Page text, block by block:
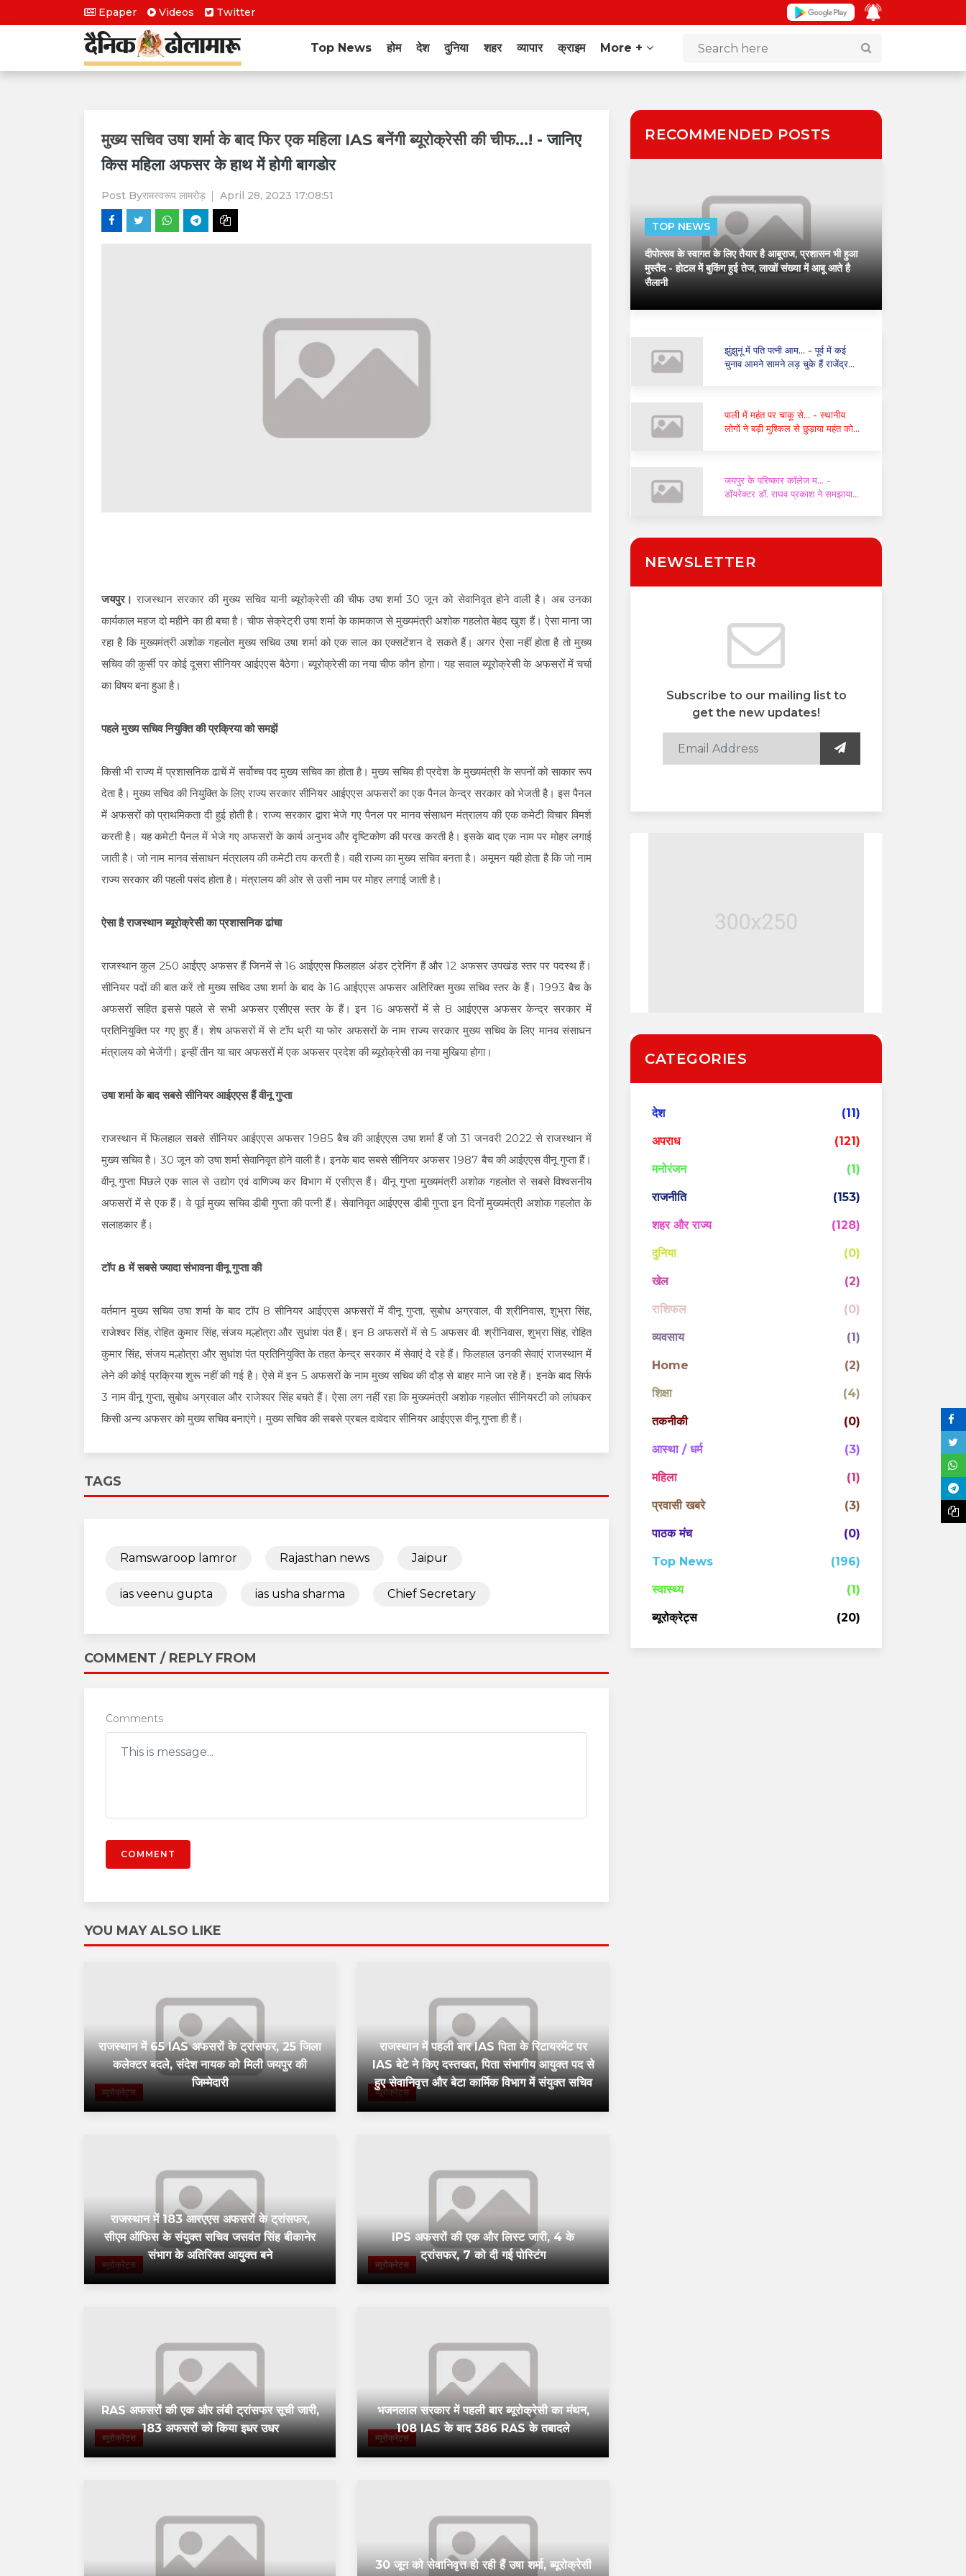
Epaper Videos Twitter
Top News होम देश दुनिया शहर व्यापार क्राइम More +
मुख्य सचिव उषा शर्मा के बाद फिर एक महिला IAS बनेंगी ब्यूरोक्रेसी की चीफ...! - जानिए
किस महिला अफसर के हाथ में होगी बागडोर
Post Byरामस्वरूप लामरोड़ April 28, 2023 17:08:51
जयपुर। राजस्थान सरकार की मुख्य सचिव यानी ब्यूरोक्रेसी की चीफ उषा शर्मा 30 जून को सेवानिवृत होने वाली है। अब उनका
कार्यकाल महज दो महीने का ही बचा है। चीफ सेक्रेट्री उषा शर्मा के कामकाज से मुख्यमंत्री अशोक गहलोत बेहद खुश हैं। ऐसा माना जा
रहा है कि मुख्यमंत्री अशोक गहलोत मुख्य सचिव उषा शर्मा को एक साल का एक्सटेंशन दे सकते हैं। अगर ऐसा नहीं होता है तो मुख्य
सचिव की कुर्सी पर कोई दूसरा सीनियर आईएएस बैठेगा। ब्यूरोक्रेसी का नया चीफ कौन होगा। यह सवाल ब्यूरोक्रेसी के अफसरों में चर्चा
का विषय बना हुआ है।
पहले मुख्य सचिव नियुक्ति की प्रक्रिया को समझें
किसी भी राज्य में प्रशासनिक ढाचें में सर्वोच्च पद मुख्य सचिव का होता है। मुख्य सचिव ही प्रदेश के मुख्यमंत्री के सपनों को साकार रूप
देता है। मुख्य सचिव की नियुक्ति के लिए राज्य सरकार सीनियर आईएएस अफसरों का एक पैनल केन्द्र सरकार को भेजती है। इस पैनल
में अफसरों को प्राथमिकता दी हुई होती है। राज्य सरकार द्वारा भेजे गए पैनल पर मानव संसाधन मंत्रालय की एक कमेटी विचार विमर्श
करती है। यह कमेटी पैनल में भेजे गए अफसरों के कार्य अनुभव और दृष्टिकोण की परख करती है। इसके बाद एक नाम पर मोहर लगाई
जाती है। जो नाम मानव संसाधन मंत्रालय की कमेटी तय करती है। वही राज्य का मुख्य सचिव बनता है। अमूमन यही होता है कि जो नाम
राज्य सरकार की पहली पसंद होता है। मंत्रालय की ओर से उसी नाम पर मोहर लगाई जाती है।
ऐसा है राजस्थान ब्यूरोक्रेसी का प्रशासनिक ढांचा
राजस्थान कुल 250 आईएए अफसर हैं जिनमें से 16 आईएएस फिलहाल अंडर ट्रेनिंग हैं और 12 अफसर उपखंड स्तर पर पदस्थ हैं।
सीनियर पदों की बात करें तो मुख्य सचिव उषा शर्मा के बाद के 16 आईएएस अफसर अतिरिक्त मुख्य सचिव स्तर के हैं। 1993 बैच के
अफसरों सहित इससे पहले से सभी अफसर एसीएस स्तर के हैं। इन 16 अफसरों में से 8 आईएएस अफसर केन्द्र सरकार में
प्रतिनियुक्ति पर गए हुए हैं। शेष अफसरों में से टॉप थ्री या फोर अफसरों के नाम राज्य सरकार मुख्य सचिव के लिए मानव संसाधन
मंत्रालय को भेजेंगी। इन्हीं तीन या चार अफसरों में एक अफसर प्रदेश की ब्यूरोक्रेसी का नया मुखिया होगा।
उषा शर्मा के बाद सबसे सीनियर आईएएस हैं वीनू गुप्ता
राजस्थान में फिलहाल सबसे सीनियर आईएएस अफसर 1985 बैच की आईएएस उषा शर्मा हैं जो 31 जनवरी 2022 से राजस्थान में
मुख्य सचिव है। 30 जून को उषा शर्मा सेवानिवृत होने वाली है। इनके बाद सबसे सीनियर अफसर 1987 बैच की आईएएस वीनू गुप्ता हैं।
वीनू गुप्ता पिछले एक साल से उद्योग एवं वाणिज्य कर विभाग में एसीएस हैं। वीनू गुप्ता मुख्यमंत्री अशोक गहलोत से सबसे विश्वसनीय
अफसरों में से एक हैं। वे पूर्व मुख्य सचिव डीबी गुप्ता की पत्नी हैं। सेवानिवृत आईएएस डीबी गुप्ता इन दिनों मुख्यमंत्री अशोक गहलोत के
सलाहकार हैं।
टॉप 8 में सबसे ज्यादा संभावना वीनू गुप्ता की
वर्तमान मुख्य सचिव उषा शर्मा के बाद टॉप 8 सीनियर आईएएस अफसरों में वीनू गुप्ता, सुबोध अग्रवाल, वी श्रीनिवास, शुभ्रा सिंह,
राजेश्वर सिंह, रोहित कुमार सिंह, संजय मल्होत्रा और सुधांश पंत हैं। इन 8 अफसरों में से 5 अफसर वी. श्रीनिवास, शुभ्रा सिंह, रोहित
कुमार सिंह, संजय मल्होत्रा और सुधांश पंत प्रतिनियुक्ति के तहत केन्द्र सरकार में सेवाएं दे रहे हैं। फिलहाल उनकी सेवाएं राजस्थान में
लेने की कोई प्रक्रिया शुरू नहीं की गई है। ऐसे में इन 5 अफसरों के नाम मुख्य सचिव की दौड़ से बाहर माने जा रहे हैं। इनके बाद सिर्फ
3 नाम वीनू गुप्ता, सुबोध अग्रवाल और राजेश्वर सिंह बचते हैं। ऐसा लग नहीं रहा कि मुख्यमंत्री अशोक गहलोत सीनियरटी को लांघकर
किसी अन्य अफसर को मुख्य सचिव बनाएंगे। मुख्य सचिव की सबसे प्रबल दावेदार सीनियर आईएएस वीनू गुप्ता ही हैं।
TAGS
Ramswaroop lamror Rajasthan news Jaipur
ias veenu gupta ias usha sharma Chief Secretary
COMMENT / REPLY FROM
Comments
COMMENT
YOU MAY ALSO LIKE
ब्यूरोक्रेट्स
राजस्थान में 65 IAS अफसरों के ट्रांसफर, 25 जिला
कलेक्टर बदले, संदेश नायक को मिली जयपुर की
जिम्मेदारी
ब्यूरोक्रेट्स
राजस्थान में पहली बार IAS पिता के रिटायरमेंट पर
IAS बेटे ने किए दस्तखत, पिता संभागीय आयुक्त पद से
हुए सेवानिवृत्त और बेटा कार्मिक विभाग में संयुक्त सचिव
ब्यूरोक्रेट्स
राजस्थान में 183 आरएएस अफसरों के ट्रांसफर,
सीएम ऑफिस के संयुक्त सचिव जसवंत सिंह बीकानेर
संभाग के अतिरिक्त आयुक्त बने
ब्यूरोक्रेट्स
IPS अफसरों की एक और लिस्ट जारी, 4 के
ट्रांसफर, 7 को दी गई पोस्टिंग
ब्यूरोक्रेट्स
RAS अफसरों की एक और लंबी ट्रांसफर सूची जारी,
183 अफसरों को किया इधर उधर
ब्यूरोक्रेट्स
भजनलाल सरकार में पहली बार ब्यूरोक्रेसी का मंथन,
108 IAS के बाद 386 RAS के तबादले
30 जून को सेवानिवृत्त हो रही हैं उषा शर्मा, ब्यूरोक्रेसी
RECOMMENDED POSTS
TOP NEWS
दीपोत्सव के स्वागत के लिए तैयार है आबूराज, प्रशासन भी हुआ
मुस्तैद - होटल में बुकिंग हुई तेज, लाखों संख्या में आबू आते है
सैलानी
झुंझुनूं में पति पत्नी आम... - पूर्व में कई
चुनाव आमने सामने लड़ चुके हैं राजेंद्र
पाली में महंत पर चाकू से... - स्थानीय
लोगों ने बड़ी मुश्किल से छुड़ाया महंत को,
जयपुर के परिष्कार कॉलेज म... -
डॉयरेक्टर डॉ. राघव प्रकाश ने समझाया
NEWSLETTER
Subscribe to our mailing list to
get the new updates!
CATEGORIES
देश (11)
अपराध (121)
मनोरंजन (1)
राजनीति (153)
शहर और राज्य (128)
दुनिया (0)
खेल (2)
राशिफल (0)
व्यवसाय (1)
Home (2)
शिक्षा (4)
तकनीकी (0)
आस्था / धर्म (3)
महिला (1)
प्रवासी खबरे (3)
पाठक मंच (0)
Top News (196)
स्वास्थ्य (1)
ब्यूरोक्रेट्स (20)